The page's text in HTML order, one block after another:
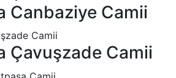
Canbaziye Camii
Çavuşzade Camii